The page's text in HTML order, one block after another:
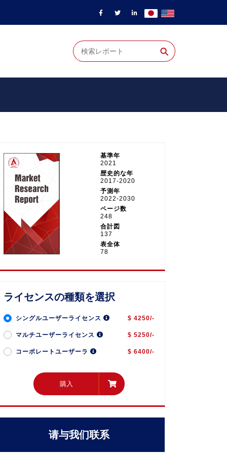
⚲
基準年
2021
歴史的な年
2017-2020
予測年
2022-2030
ページ数
248
合計図
137
表全体
78
ライセンスの種類を選択
シングルユーザーライセンス $ 4250/-
マルチユーザーライセンス $ 5250/-
コーポレートユーザーラ $ 6400/-
購入
请与我们联系